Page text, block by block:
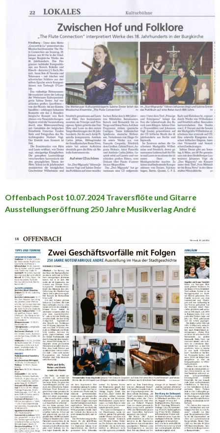
Offenbach Post 10.07.2024 Traversflöte und Gitarre
Ausstellungseröffnung 250 Jahre Musikverlag André